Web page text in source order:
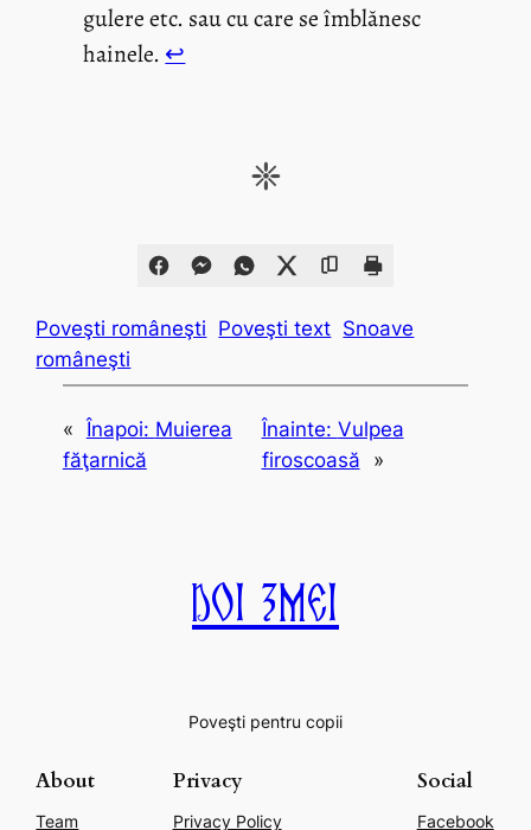
gulere etc. sau cu care se îmblănesc
hainele. ↩︎
❈
Poveşti româneşti Poveşti text Snoave
româneşti
« Înapoi: Muierea
făţarnică
Înainte: Vulpea
firoscoasă
»
Doi Zmei
Poveşti pentru copii
About
Team
Privacy
Privacy Policy
Social
Facebook